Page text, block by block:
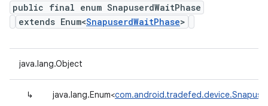
public final enum SnapuserdWaitPhase
extends Enum<SnapuserdWaitPhase>
java.lang.Object
↳ java.lang.Enum<